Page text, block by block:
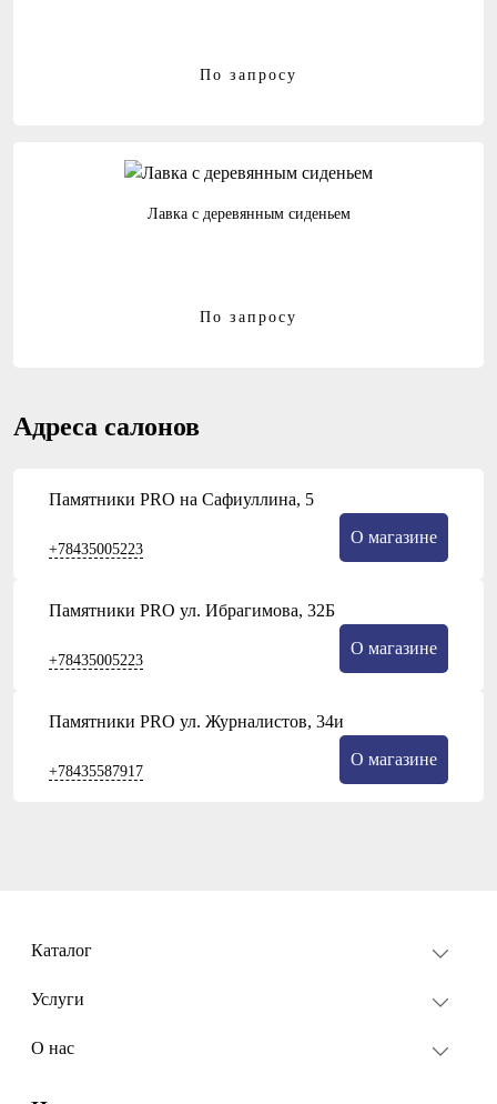
По запросу
Лавка с деревянным сиденьем
По запросу
Адреса салонов
Памятники PRO на Сафиуллина, 5
+78435005223
О магазине
Памятники PRO ул. Ибрагимова, 32Б
+78435005223
О магазине
Памятники PRO ул. Журналистов, 34и
+78435587917
О магазине
Каталог
Услуги
О нас